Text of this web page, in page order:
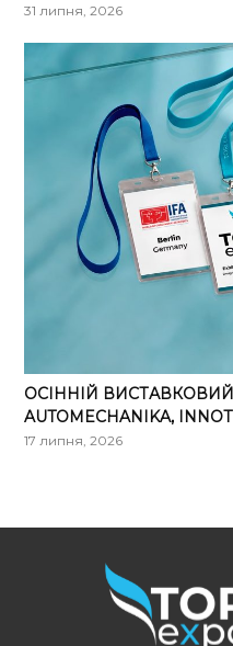
31 липня, 2026
ОСІННІЙ ВИСТАВКОВИЙ
AUTOMECHANIKA,
17 липня, 2026